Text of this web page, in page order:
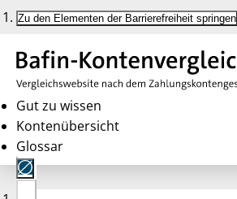
Zu den Elementen der Barrierefreiheit springen
Gut zu wissen
Kontenübersicht
Glossar